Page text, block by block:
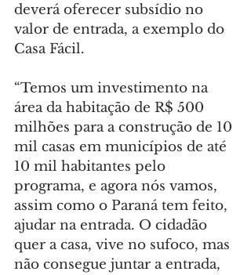
deverá oferecer subsídio no
valor de entrada, a exemplo do
Casa Fácil.
“Temos um investimento na
área da habitação de R$ 500
milhões para a construção de 10
mil casas em municípios de até
10 mil habitantes pelo
programa, e agora nós vamos,
assim como o Paraná tem feito,
ajudar na entrada. O cidadão
quer a casa, vive no sufoco, mas
não consegue juntar a entrada,